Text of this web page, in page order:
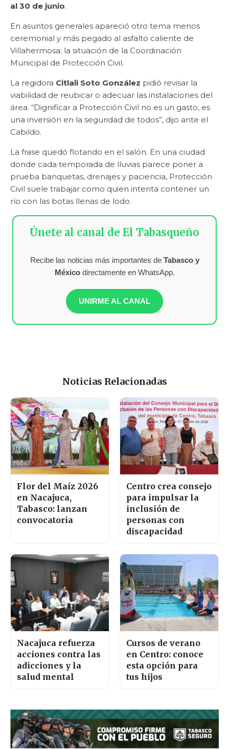
al 30 de junio.
En asuntos generales apareció otro tema menos
ceremonial y más pegado al asfalto caliente de
Villahermosa: la situación de la Coordinación
Municipal de Protección Civil.
La regidora Citlali Soto González pidió revisar la
viabilidad de reubicar o adecuar las instalaciones del
área. “Dignificar a Protección Civil no es un gasto, es
una inversión en la seguridad de todos”, dijo ante el
Cabildo.
La frase quedó flotando en el salón. En una ciudad
donde cada temporada de lluvias parece poner a
prueba banquetas, drenajes y paciencia, Protección
Civil suele trabajar como quien intenta contener un
río con las botas llenas de lodo.
Únete al canal de El Tabasqueño
Recibe las noticias más importantes de Tabasco y
Méxicodirectamente en WhatsApp.
UNIRME AL CANAL
Noticias Relacionadas
Flor del Maíz 2026
en Nacajuca,
Tabasco: lanzan
convocatoria
Centro crea consejo
para impulsar la
inclusión de
personas con
discapacidad
Nacajuca refuerza
acciones contra las
adicciones y la
salud mental
Cursos de verano
en Centro: conoce
esta opción para
tus hijos